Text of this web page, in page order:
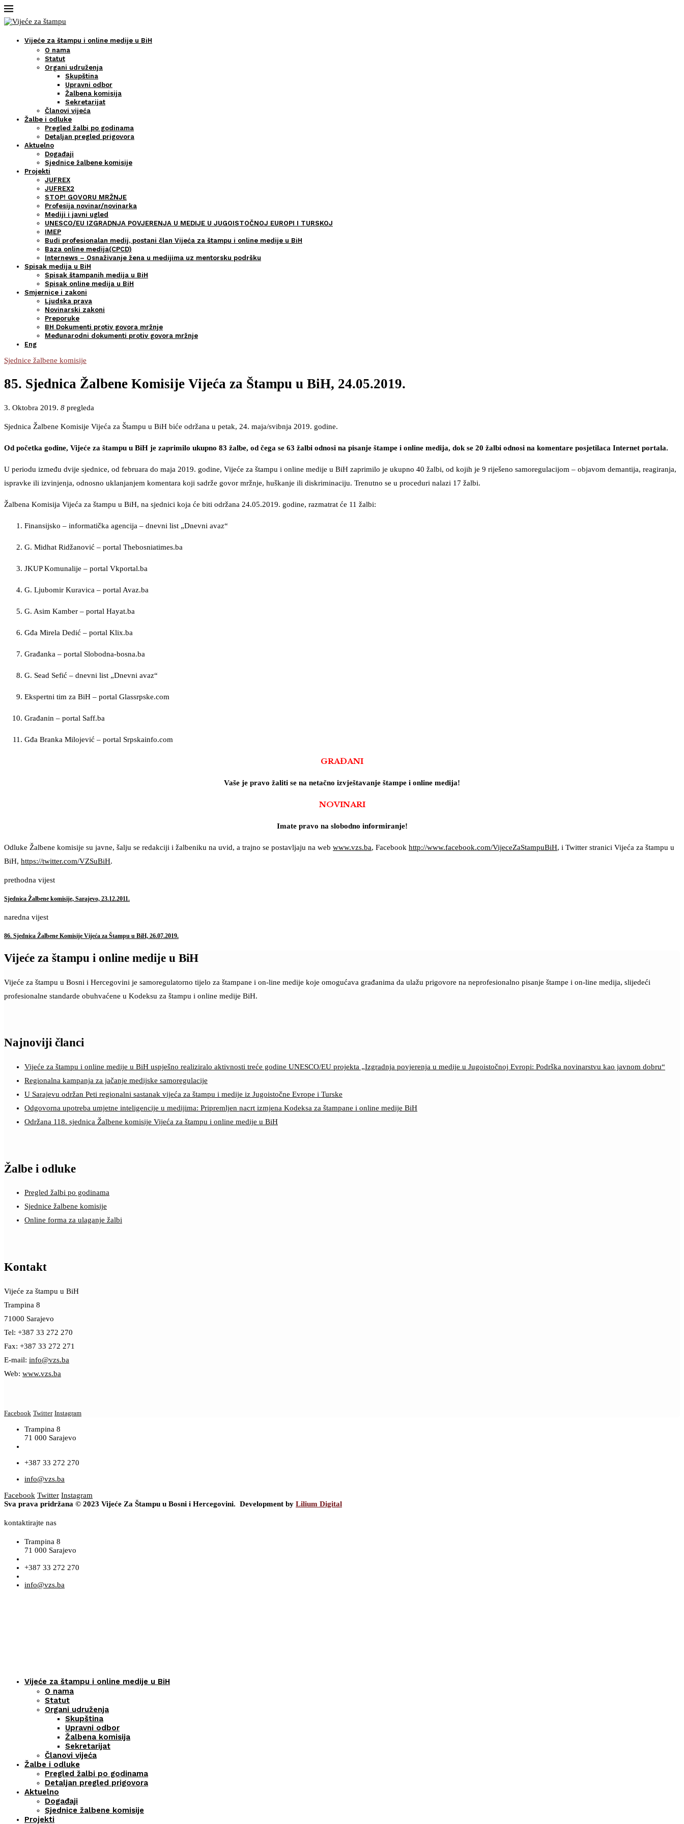
Vijeće za štampu i online medije u BiH
O nama
Statut
Organi udruženja
Skupština
Upravni odbor
Žalbena komisija
Sekretarijat
Članovi vijeća
Žalbe i odluke
Pregled žalbi po godinama
Detaljan pregled prigovora
Aktuelno
Događaji
Sjednice žalbene komisije
Projekti
JUFREX
JUFREX2
STOP! GOVORU MRŽNJE
Profesija novinar/novinarka
Mediji i javni ugled
UNESCO/EU IZGRADNJA POVJERENJA U MEDIJE U JUGOISTOČNOJ EUROPI I TURSKOJ
IMEP
Budi profesionalan medij, postani član Vijeća za štampu i online medije u BiH
Baza online medija(CPCD)
Internews – Osnaživanje žena u medijima uz mentorsku podršku
Spisak medija u BiH
Spisak štampanih medija u BiH
Spisak online medija u BiH
Smjernice i zakoni
Ljudska prava
Novinarski zakoni
Preporuke
BH Dokumenti protiv govora mržnje
Međunarodni dokumenti protiv govora mržnje
Eng
Sjednice žalbene komisije
85. Sjednica Žalbene Komisije Vijeća za Štampu u BiH, 24.05.2019.
3. Oktobra 2019. 8 pregleda
Sjednica Žalbene Komisije Vijeća za Štampu u BiH biće održana u petak, 24. maja/svibnja 2019. godine.
Od početka godine, Vijeće za štampu u BiH je zaprimilo ukupno 83 žalbe, od čega se 63 žalbi odnosi na pisanje štampe i online medija, dok se 20 žalbi odnosi na komentare posjetilaca Internet portala.
U periodu između dvije sjednice, od februara do maja 2019. godine, Vijeće za štampu i online medije u BiH zaprimilo je ukupno 40 žalbi, od kojih je 9 riješeno samoregulacijom – objavom demantija, reagiranja,
ispravke ili izvinjenja, odnosno uklanjanjem komentara koji sadrže govor mržnje, huškanje ili diskriminaciju. Trenutno se u proceduri nalazi 17 žalbi.
Žalbena Komisija Vijeća za štampu u BiH, na sjednici koja će biti održana 24.05.2019. godine, razmatrat će 11 žalbi:
Finansijsko – informatička agencija – dnevni list „Dnevni avaz“
G. Midhat Ridžanović – portal Thebosniatimes.ba
JKUP Komunalije – portal Vkportal.ba
G. Ljubomir Kuravica – portal Avaz.ba
G. Asim Kamber – portal Hayat.ba
Gđa Mirela Dedić – portal Klix.ba
Građanka – portal Slobodna-bosna.ba
G. Sead Sefić – dnevni list „Dnevni avaz“
Ekspertni tim za BiH – portal Glassrpske.com
Građanin – portal Saff.ba
Gđa Branka Milojević – portal Srpskainfo.com
GRAĐANI
Vaše je pravo žaliti se na netačno izvještavanje štampe i online medija!
NOVINARI
Imate pravo na slobodno informiranje!
Odluke Žalbene komisije su javne, šalju se redakciji i žalbeniku na uvid, a trajno se postavljaju na web www.vzs.ba, Facebook http://www.facebook.com/VijeceZaStampuBiH, i Twitter stranici Vijeća za štampu u
BiH, https://twitter.com/VZSuBiH.
prethodna vijest
Sjednica Žalbene komisije, Sarajevo, 23.12.2011.
naredna vijest
86. Sjednica Žalbene Komisije Vijeća za Štampu u BiH, 26.07.2019.
Vijeće za štampu i online medije u BiH
Vijeće za štampu u Bosni i Hercegovini je samoregulatorno tijelo za štampane i on-line medije koje omogućava građanima da ulažu prigovore na neprofesionalno pisanje štampe i on-line medija, slijedeći
profesionalne standarde obuhvaćene u Kodeksu za štampu i online medije BiH.
Najnoviji članci
Vijeće za štampu i online medije u BiH uspješno realiziralo aktivnosti treće godine UNESCO/EU projekta „Izgradnja povjerenja u medije u Jugoistočnoj Evropi: Podrška novinarstvu kao javnom dobru“
Regionalna kampanja za jačanje medijske samoregulacije
U Sarajevu održan Peti regionalni sastanak vijeća za štampu i medije iz Jugoistočne Evrope i Turske
Odgovorna upotreba umjetne inteligencije u medijima: Pripremljen nacrt izmjena Kodeksa za štampane i online medije BiH
Održana 118. sjednica Žalbene komisije Vijeća za štampu i online medije u BiH
Žalbe i odluke
Pregled žalbi po godinama
Sjednice žalbene komisije
Online forma za ulaganje žalbi
Kontakt
Vijeće za štampu u BiH
Trampina 8
71000 Sarajevo
Tel: +387 33 272 270
Fax: +387 33 272 271
E-mail: info@vzs.ba
Web: www.vzs.ba
Facebook Twitter Instagram
Trampina 8
71 000 Sarajevo
+387 33 272 270
info@vzs.ba
Facebook Twitter Instagram
Sva prava pridržana © 2023 Vijeće Za Štampu u Bosni i Hercegovini. Development by Lilium Digital
kontaktirajte nas
Trampina 8
71 000 Sarajevo
+387 33 272 270
info@vzs.ba
Vijeće za štampu i online medije u BiH
O nama
Statut
Organi udruženja
Skupština
Upravni odbor
Žalbena komisija
Sekretarijat
Članovi vijeća
Žalbe i odluke
Pregled žalbi po godinama
Detaljan pregled prigovora
Aktuelno
Događaji
Sjednice žalbene komisije
Projekti